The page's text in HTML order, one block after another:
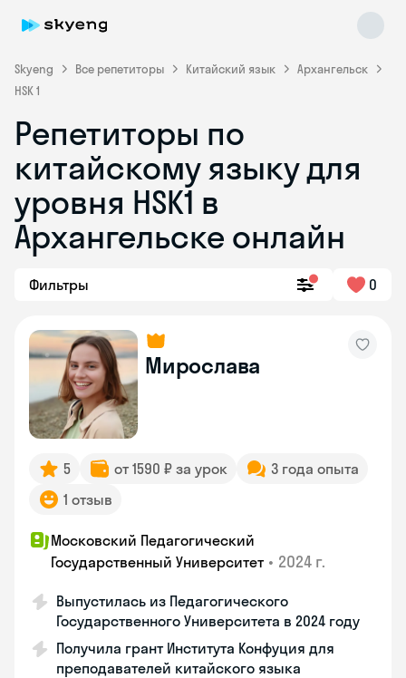
Skyeng Все репетиторы Китайский язык
Архангельск
HSK 1
Репетиторы по
китайскому языку для
уровня HSK1 в
Архангельске онлайн
Фильтры 0
Мирослава
5 от 1590 ₽ за урок
3 года опыта
1 отзыв
Московский Педагогический
Государственный Университет • 2024 г.
Выпустилась из Педагогического
Государственного Университета в 2024 году
Получила грант Института Конфуция для
преподавателей китайского языка
Skyeng Chat